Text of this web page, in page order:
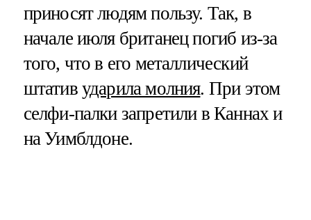
приносят людям пользу. Так, в
начале июля британец погиб из-за
того, что в его металлический
штатив ударила молния. При этом
селфи-палки запретили в Каннах и
на Уимблдоне.